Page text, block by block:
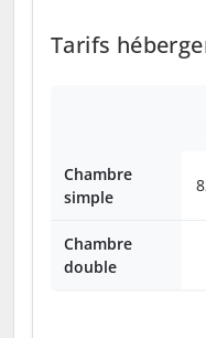
Tarifs
Chambre
simple
Chambre
double